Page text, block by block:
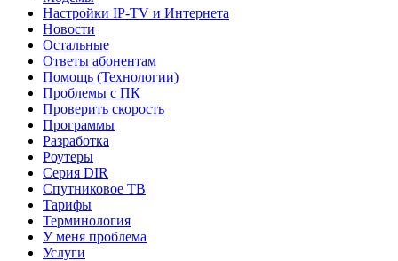
Настройки IP-TV и Интернета
Новости
Остальные
Ответы абонентам
Помощь (Технологии)
Проблемы с ПК
Проверить скорость
Программы
Разработка
Роутеры
Серия DIR
Спутниковое ТВ
Тарифы
Терминология
У меня проблема
Услуги